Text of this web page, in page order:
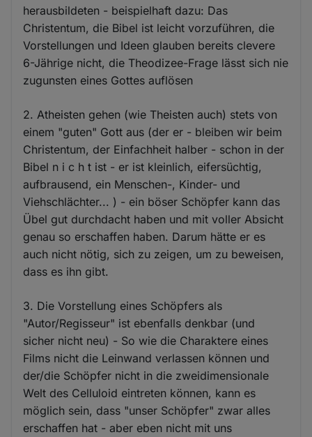
herausbildeten - beispielhaft dazu: Das
Christentum, die Bibel ist leicht vorzuführen, die
Vorstellungen und Ideen glauben bereits clevere
6-Jährige nicht, die Theodizee-Frage lässt sich nie
zugunsten eines Gottes auflösen
2. Atheisten gehen (wie Theisten auch) stets von
einem "guten" Gott aus (der er - bleiben wir beim
Christentum, der Einfachheit halber - schon in der
Bibel n i c h t ist - er ist kleinlich, eifersüchtig,
aufbrausend, ein Menschen-, Kinder- und
Viehschlächter... ) - ein böser Schöpfer kann das
Übel gut durchdacht haben und mit voller Absicht
genau so erschaffen haben. Darum hätte er es
auch nicht nötig, sich zu zeigen, um zu beweisen,
dass es ihn gibt.
3. Die Vorstellung eines Schöpfers als
"Autor/Regisseur" ist ebenfalls denkbar (und
sicher nicht neu) - So wie die Charaktere eines
Films nicht die Leinwand verlassen können und
der/die Schöpfer nicht in die zweidimensionale
Welt des Celluloid eintreten können, kann es
möglich sein, dass "unser Schöpfer" zwar alles
erschaffen hat - aber eben nicht mit uns